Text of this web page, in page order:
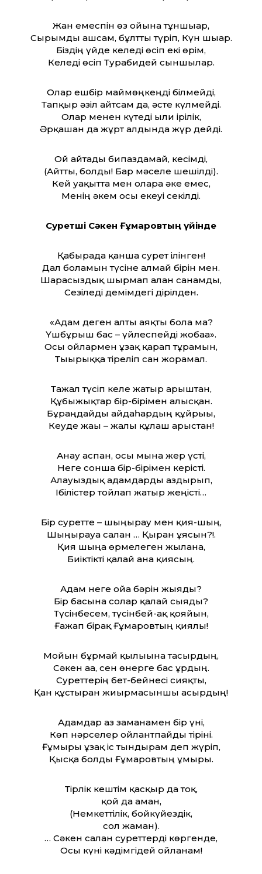
Жан емеспін өз ойына тұншығар,
Сырымды ашсам, бұлт­ты түріп, Күн шығар.
Біздің үйде келеді өсіп екі өрім,
Келеді өсіп Турабидей сыншылар.
Олар ешбір маймөңкеңді білмейді,
Тапқыр әзіл айтсам да, әсте күлмейді.
Олар менен күтеді ылғи ірілік,
Әрқашан да жұрт алдында жүр дейді.
Ой айтады бипаздамай, кесімді,
(Айт­ты, болды! Бар мәселе шешілді).
Кей уақыт­та мен оларға әке емес,
Менің әкем осы екеуі секілді.
Суретші Сәкен Ғұмаровтың үйінде
Қабырғада қанша сурет ілінген!
Дал боламын түсіне алмай бірін мен.
Шарасыздық шырмап алған санамды,
Сезіледі демімдегі дірілден.
«Адам деген алты аяқты бола ма?
Үшбұрыш бас – үйлеспейді жобаға».
Осы ойлармен ұзақ қарап тұрамын,
Тығырыққа тіреліп сан жорамал.
Тажал түсіп келе жатыр ғарыштан,
Құбыжықтар бір-бірімен алысқан.
Бұраңдайды айдаһардың құйрығы,
Кеуде жағы – жалы құлаш арыстан!
Анау аспан, осы мына жер үсті,
Неге сонша бір-бірімен керісті.
Алауыздық адамдарды аздырып,
Ібілістер тойлап жатыр жеңісті…
Бір сурет­те – шыңырау мен қия-шың,
Шыңырауға салған … Қыран ұясын?!.
Қия шыңға өрмелеген жыланға,
Биіктікті қалай ғана қиясың.
Адам неге ойға бәрін жыяды?
Бір басына солар қалай сыяды?
Түсінбесем, түсінбей-ақ қояйын,
Ғажап бірақ Ғұмаровтың қиялы!
Мойын бұрмай қылығына тасырдың,
Сәкен аға, сен өнерге бас ұрдың.
Сурет­терің бет-бейнесі сияқты,
Қан құстырған жиырмасыншы ғасырдың!
Адамдар аз заманамен бір үні,
Көп нәрселер ойлантпайды тіріні.
Ғұмыры ұзақ іс тындырам деп жүріп,
Қысқа болды Ғұмаровтың ғұмыры.
Тірлік кештім қасқыр да тоқ,
қой да аман,
(Немкет­тілік, бойкүйездік,
сол жаман).
… Сәкен салған сурет­терді көргенде,
Осы күні кәдімгідей ойланам!